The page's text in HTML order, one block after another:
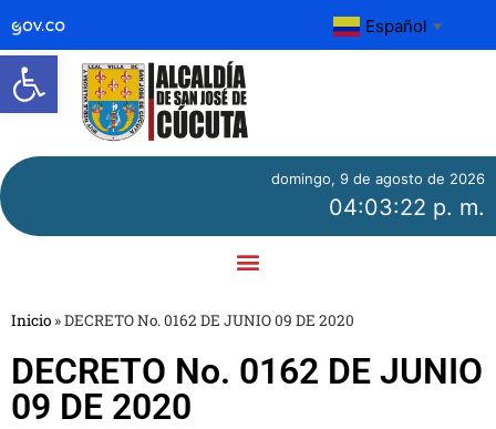
Abrir barra de herramientas
Español ▼
domingo, 9 de agosto de 2026
04:03:22 p. m.
Inicio »DECRETO No. 0162 DE JUNIO 09 DE 2020
DECRETO No. 0162 DE JUNIO
09 DE 2020